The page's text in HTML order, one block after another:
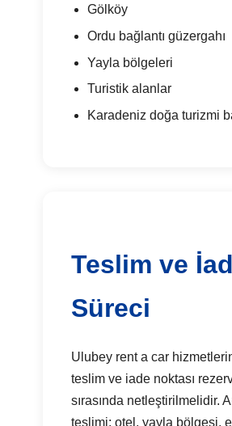
Gölköy
Ordu bağlantı güzergahı
Yayla bölgeleri
Turistik alanlar
Karadeniz doğa turizmi
Teslim ve
Süreci
Ulubey rent a car
teslim ve iade noktası
sırasında netleştirilmelidir.
teslimi; otel, yayla bölgesi,